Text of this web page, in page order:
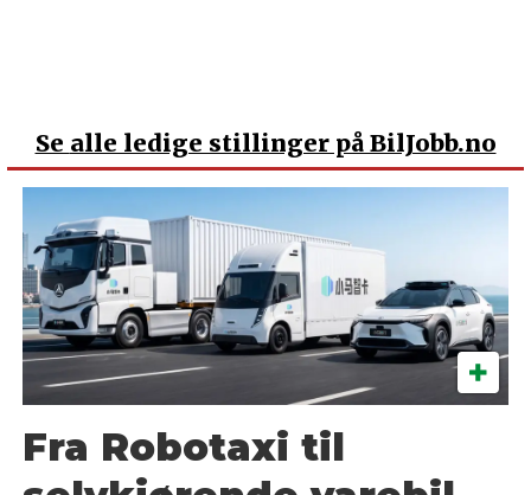
Se alle ledige stillinger på BilJobb.no
Fra Robotaxi til